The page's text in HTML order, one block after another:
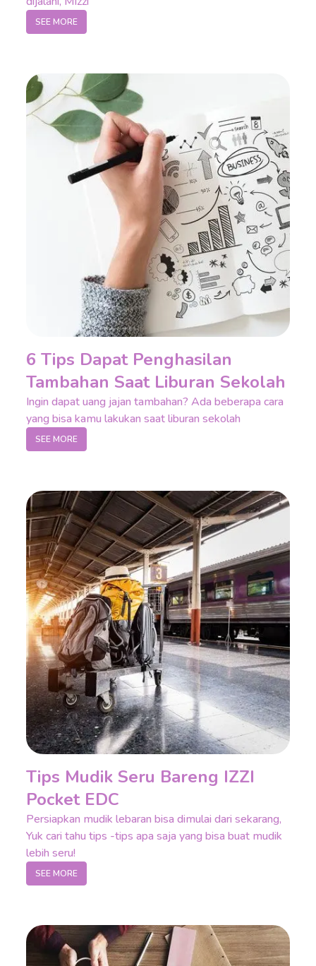
SEE MORE
6 Tips Dapat Penghasilan
Tambahan Saat Liburan Sekolah
Ingin dapat uang jajan tambahan? Ada beberapa cara
yang bisa kamu lakukan saat liburan sekolah
SEE MORE
Tips Mudik Seru Bareng IZZI
Pocket EDC
Persiapkan mudik lebaran bisa dimulai dari sekarang,
Yuk cari tahu tips -tips apa saja yang bisa buat mudik
lebih seru!
SEE MORE